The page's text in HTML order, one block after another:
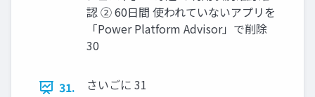
認 ② 60日間 使われていないアプリを
「Power Platform Advisor」で削除
30
31. さいごに 31